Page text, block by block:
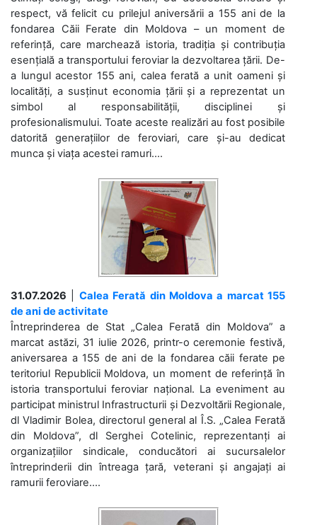
respect, vă felicit cu prilejul aniversării a 155 ani de la
fondarea Căii Ferate din Moldova – un moment de
referință, care marchează istoria, tradiția și contribuția
esențială a transportului feroviar la dezvoltarea țării. De-
a lungul acestor 155 ani, calea ferată a unit oameni și
localități, a susținut economia țării și a reprezentat un
simbol al responsabilității, disciplinei și
profesionalismului. Toate aceste realizări au fost posibile
datorită generațiilor de feroviari, care și-au dedicat
munca și viața acestei ramuri....
31.07.2026
Calea Ferată din Moldova a marcat 155
de ani de activitate
Întreprinderea de Stat „Calea Ferată din Moldova” a
marcat astăzi, 31 iulie 2026, printr-o ceremonie festivă,
aniversarea a 155 de ani de la fondarea căii ferate pe
teritoriul Republicii Moldova, un moment de referință în
istoria transportului feroviar național. La eveniment au
participat ministrul Infrastructurii și Dezvoltării Regionale,
dl Vladimir Bolea, directorul general al Î.S. „Calea Ferată
din Moldova”, dl Serghei Cotelinic, reprezentanți ai
organizațiilor sindicale, conducători ai sucursalelor
întreprinderii din întreaga țară, veterani și angajați ai
ramurii feroviare....